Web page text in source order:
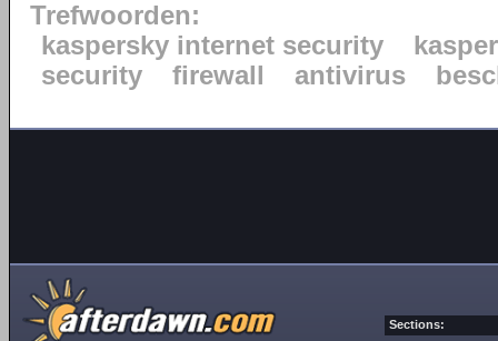
Trefwoorden:
kaspersky internet security
security
firewall antivirus
Sections: